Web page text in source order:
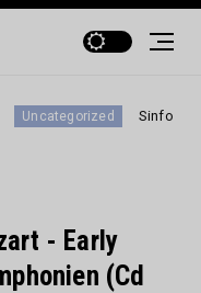
Sinfonías n.º
- Early
(Cd